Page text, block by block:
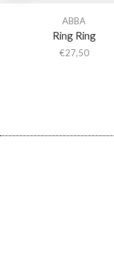
ABBA
Ring Ring
€27,50